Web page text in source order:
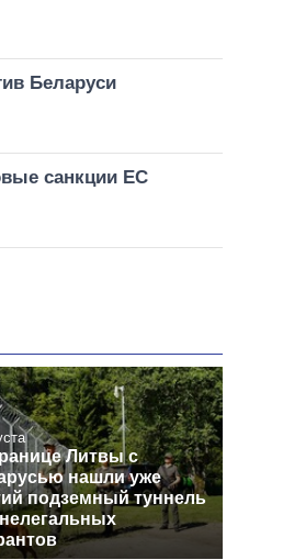
Беларуси
санкции ЕС
Литвы с
нашли уже
подземный туннель